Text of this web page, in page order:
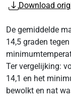
Download
De gemiddelde
14,5 graden
Ter vergelijking:
14,1 en het
bewolkt en nat